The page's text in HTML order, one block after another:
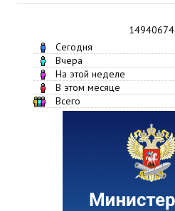
14940674
Сегодня
Вчера
На этой неделе
В этом месяце
Всего